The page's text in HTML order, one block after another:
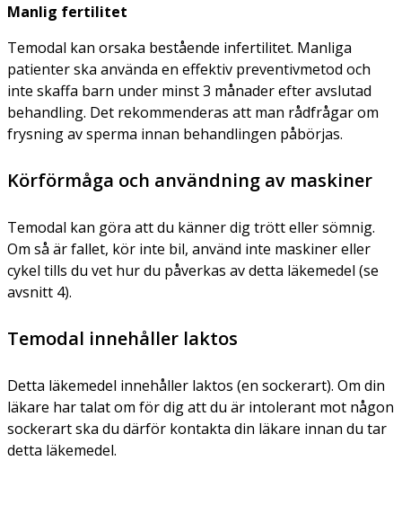
Manlig fertilitet
Temodal kan orsaka bestående infertilitet. Manliga
patienter ska använda en effektiv preventivmetod och
inte skaffa barn under minst 3 månader efter avslutad
behandling. Det rekommenderas att man rådfrågar om
frysning av sperma innan behandlingen påbörjas.
Körförmåga och användning av maskiner
Temodal kan göra att du känner dig trött eller sömnig.
Om så är fallet, kör inte bil, använd inte maskiner eller
cykel tills du vet hur du påverkas av detta läkemedel (se
avsnitt 4).
Temodal innehåller laktos
Detta läkemedel innehåller laktos (en sockerart). Om din
läkare har talat om för dig att du är intolerant mot någon
sockerart ska du därför kontakta din läkare innan du tar
detta läkemedel.